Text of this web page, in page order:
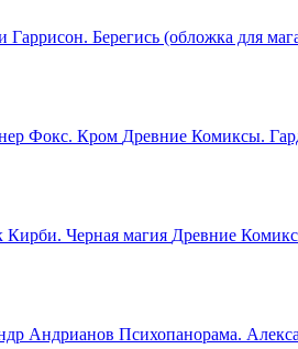
Древние Комиксы.
Древние
Психопанорама.